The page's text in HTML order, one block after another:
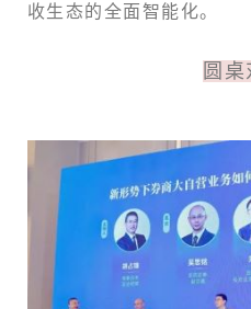
收生态的全面智能化。
圆桌